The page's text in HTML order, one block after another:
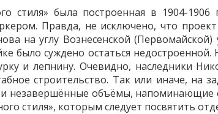
стиля» была построенная в 1904-1906
Правда, не исключено, что
на углу Вознесенской
было суждено остаться недостроенной.
и лепнину. Очевидно, наследники
строительство. Так или иначе, на
незавершённые объёмы, напоминающие
стиля», которым следует посвятить